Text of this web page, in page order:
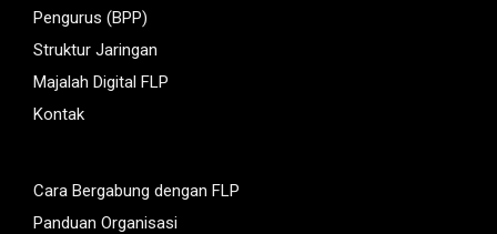
Pengurus (BPP)
Struktur Jaringan
Majalah Digital FLP
Kontak
Cara Bergabung dengan FLP
Panduan Organisasi